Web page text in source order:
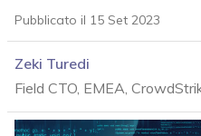
Pubblicato il 15 Set 2023
Zeki Turedi
Field CTO, EMEA,